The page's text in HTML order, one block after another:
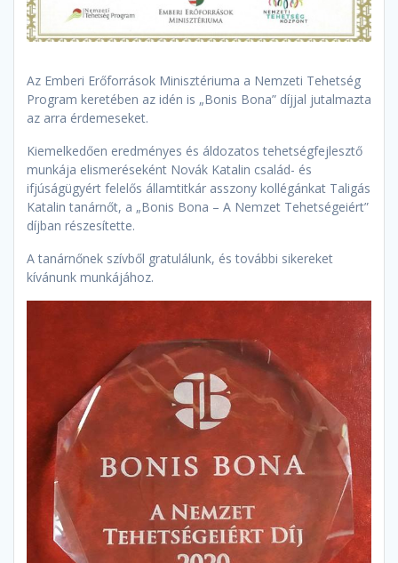
Az Emberi Erőforrások Minisztériuma a Nemzeti Tehetség
Program keretében az idén is „Bonis Bona” díjjal jutalmazta
az arra érdemeseket.
Kiemelkedően eredményes és áldozatos tehetségfejlesztő
munkája elismeréseként Novák Katalin család- és
ifjúságügyért felelős államtitkár asszony kollégánkat Taligás
Katalin tanárnőt, a „Bonis Bona – A Nemzet Tehetségeiért”
díjban részesítette.
A tanárnőnek szívből gratulálunk, és további sikereket
kívánunk munkájához.